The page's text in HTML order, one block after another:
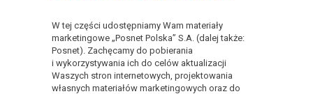
W tej części udostępniamy Wam materiały
marketingowe „Posnet Polska” S.A. (dalej także:
Posnet). Zachęcamy do pobierania
i wykorzystywania ich do celów aktualizacji
Waszych stron internetowych, projektowania
własnych materiałów marketingowych oraz do